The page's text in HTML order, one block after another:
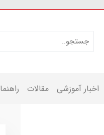
اخبار آموزشی مقالات راهنما